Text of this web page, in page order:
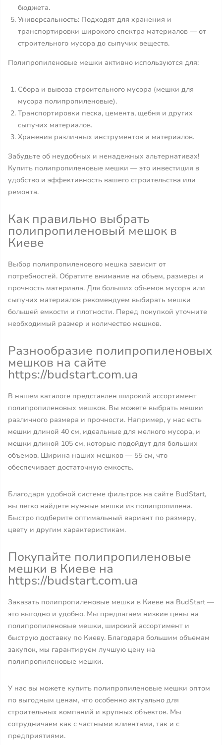
бюджета.
Универсальность: Подходят для хранения и
транспортировки широкого спектра материалов — от
строительного мусора до сыпучих веществ.
Полипропиленовые мешки активно используются для:
Сбора и вывоза строительного мусора (мешки для
мусора полипропиленовые).
Транспортировки песка, цемента, щебня и других
сыпучих материалов.
Хранения различных инструментов и материалов.
Забудьте об неудобных и ненадежных альтернативах!
Купить полипропиленовые мешки — это инвестиция в
удобство и эффективность вашего строительства или
ремонта.
Как правильно выбрать
полипропиленовый мешок в
Киеве
Выбор полипропиленового мешка зависит от
потребностей. Обратите внимание на объем, размеры и
прочность материала. Для больших объемов мусора или
сыпучих материалов рекомендуем выбирать мешки
большей емкости и плотности. Перед покупкой уточните
необходимый размер и количество мешков.
Разнообразие полипропиленовых
мешков на сайте
https://budstart.com.ua
В нашем каталоге представлен широкий ассортимент
полипропиленовых мешков. Вы можете выбрать мешки
различного размера и прочности. Например, у нас есть
мешки длиной 40 см, идеальные для мелкого мусора, и
мешки длиной 105 см, которые подойдут для больших
объемов. Ширина наших мешков — 55 см, что
обеспечивает достаточную емкость.
Благодаря удобной системе фильтров на сайте BudStart,
вы легко найдете нужные мешки из полипропилена.
Быстро подберите оптимальный вариант по размеру,
цвету и другим характеристикам.
Покупайте полипропиленовые
мешки в Киеве на
https://budstart.com.ua
Заказать полипропиленовые мешки в Киеве на BudStart —
это выгодно и удобно. Мы предлагаем низкие цены на
полипропиленовые мешки, широкий ассортимент и
быструю доставку по Киеву. Благодаря большим объемам
закупок, мы гарантируем лучшую цену на
полипропиленовые мешки.
У нас вы можете купить полипропиленовые мешки оптом
по выгодным ценам, что особенно актуально для
строительных компаний и крупных объектов. Мы
сотрудничаем как с частными клиентами, так и с
предприятиями.